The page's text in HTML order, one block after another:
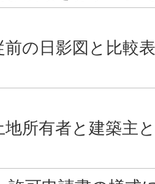
前の日影図と比較
地所有者と建築主